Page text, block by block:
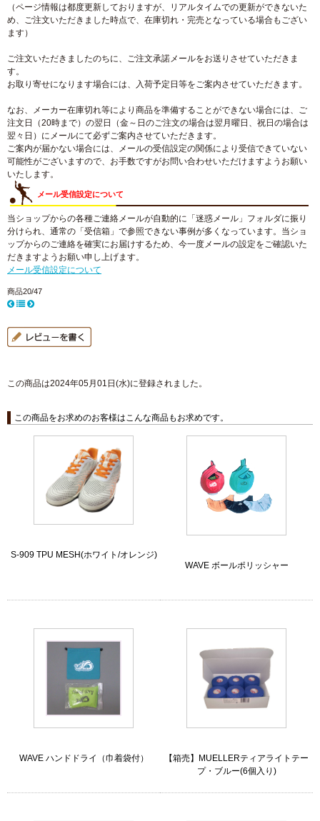
（ページ情報は都度更新しておりますが、リアルタイムでの更新ができないた
め、ご注文いただきました時点で、在庫切れ・完売となっている場合もござい
ます）
ご注文いただきましたのちに、ご注文承諾メールをお送りさせていただきま
す。
お取り寄せになります場合には、入荷予定日等をご案内させていただきます。
なお、メーカー在庫切れ等により商品を準備することができない場合には、ご
注文日（20時まで）の翌日（金～日のご注文の場合は翌月曜日、祝日の場合は
翌々日）にメールにて必ずご案内させていただきます。
ご案内が届かない場合には、メールの受信設定の関係により受信できていない
可能性がございますので、お手数ですがお問い合わせいただけますようお願い
いたします。
メール受信設定について
当ショップからの各種ご連絡メールが自動的に「迷惑メール」フォルダに振り
分けられ、通常の「受信箱」で参照できない事例が多くなっています。当ショ
ップからのご連絡を確実にお届けするため、今一度メールの設定をご確認いた
だきますようお願い申し上げます。
メール受信設定について
商品20/47
この商品は2024年05月01日(水)に登録されました。
この商品をお求めのお客様はこんな商品もお求めです。
S-909 TPU MESH(ホワイト/オレンジ)
WAVE ボールポリッシャー
WAVE ハンドドライ（巾着袋付）
【箱売】MUELLERティアライトテー
プ・ブルー(6個入り)